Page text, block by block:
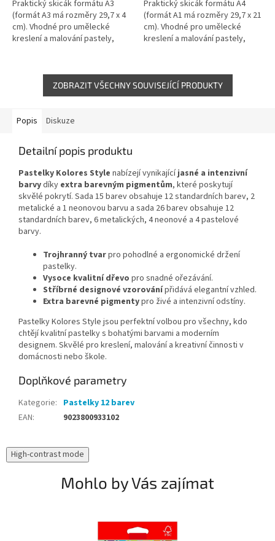
Praktický skicák formátu A3
(formát A3 má rozměry 29,7 x 4
cm). Vhodné pro umělecké
kreslení a malování pastely,
Praktický skicák formátu A4
(formát A1 má rozměry 29,7 x 21
cm). Vhodné pro umělecké
kreslení a malování pastely,
ZOBRAZIT VŠECHNY SOUVISEJÍCÍ PRODUKTY
Popis Diskuze
Detailní popis produktu
Pastelky Kolores Style nabízejí vynikajícíjasné a intenzivní
barvydíky extra barevným pigmentům, které poskytují
skvělé pokrytí. Sada 15 barev obsahuje 12 standardních barev, 2
metalické a 1 neonovou barvu a sada 26 barev obsahuje 12
standardních barev, 6 metalických, 4 neonové a 4 pastelové
barvy.
Trojhranný tvarpro pohodlné a ergonomické držení
pastelky.
Vysoce kvalitní dřevo pro snadné ořezávání.
Stříbrné designové vzorovánípřidává elegantní vzhled.
Extra barevné pigmentypro živé a intenzivní odstíny.
Pastelky Kolores Style jsou perfektní volbou pro všechny, kdo
chtějí kvalitní pastelky s bohatými barvami a moderním
designem. Skvělé pro kreslení, malování a kreativní činnosti v
domácnosti nebo škole.
Doplňkové parametry
Kategorie: Pastelky 12 barev
EAN: 9023800933102
High-contrast mode
Mohlo by Vás zajímat